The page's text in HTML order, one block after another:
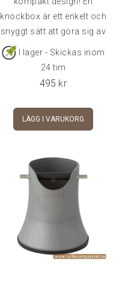
knockbox är ett enkelt och
snyggt sätt att göra sig av
med kaffesumpen från
I lager - Skickas inom
24 tim
495 kr
LÄGG I VARUKORG